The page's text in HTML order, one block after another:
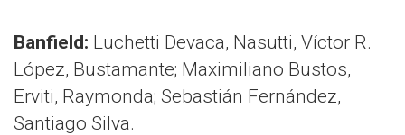
Banfield: Luchetti Devaca, Nasutti, Víctor R.
López, Bustamante; Maximiliano Bustos,
Erviti, Raymonda; Sebastián Fernández,
Santiago Silva.